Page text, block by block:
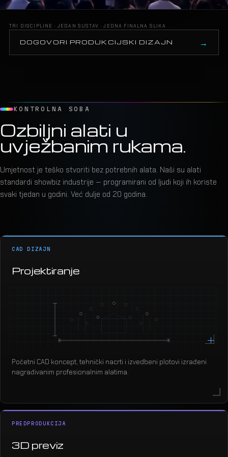
TRI DISCIPLINE · JEDAN SUSTAV · JEDNA FINALNA SLIKA
DOGOVORI PRODUKCIJSKI DIZAJN
KONTROLNA SOBA
Ozbiljni alati u
uvježbanim rukama.
Umjetnost je teško stvoriti bez potrebnih alata. Naši su alati
standardi showbiz industrije — programirani od ljudi koji ih koriste
svaki tjedan u godini. Već dulje od 20 godina.
CAD DIZAJN
Projektiranje
Početni CAD koncept, tehnički nacrti i izvedbeni plotovi izrađeni
nagrađivanim profesionalnim alatima.
PREDPRODUKCIJA
3D previz